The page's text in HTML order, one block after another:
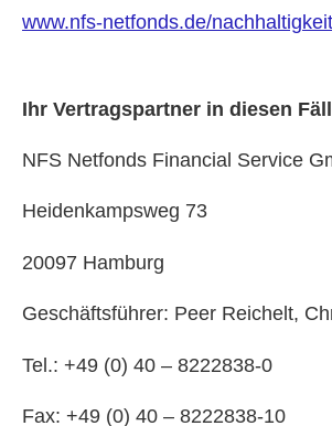
www.nfs-netfonds.de/nachhaltigkeit
Ihr Vertragspartner in diesen
NFS Netfonds Financial Service
Heidenkampsweg 73
20097 Hamburg
Geschäftsführer: Peer Reichelt,
Tel.: +49 (0) 40 – 8222838-0
Fax: +49 (0) 40 – 8222838-10